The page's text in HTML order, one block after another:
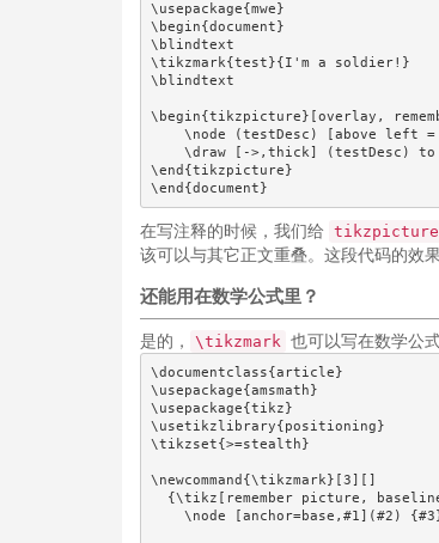
\usepackage{mwe}
\begin{document}
\blindtext
\tikzmark{test}{I'm a soldier!}
\blindtext
\begin{tikzpicture}[overlay,
\node (testDesc) [above left
\draw [->,thick] (testDesc)
\end{tikzpicture}
\end{document}
在写注释的时候，我们给 tikzpicture
该可以与其它正文重叠。这段代码的效
还能用在数学公式里？
是的， \tikzmark 也可以写在数学公式
\documentclass{article}
\usepackage{amsmath}
\usepackage{tikz}
\usetikzlibrary{positioning}
\tikzset{>=stealth}
\newcommand{\tikzmark}[3][]
{\tikz[remember picture,
\node [anchor=base,#1](#2)